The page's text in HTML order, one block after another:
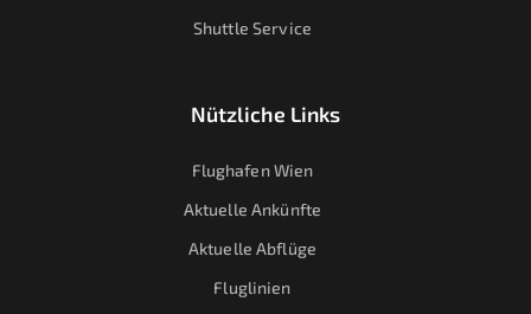
Shuttle Service
Nützliche Links
Flughafen Wien
Aktuelle Ankünfte
Aktuelle Abflüge
Fluglinien